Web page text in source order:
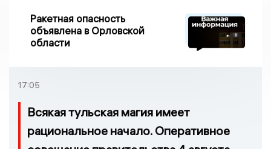
Ракетная опасность
объявлена в Орловской
области
17:05
Всякая тульская магия имеет
рациональное начало. Оперативное